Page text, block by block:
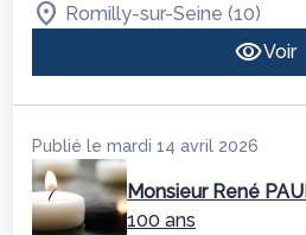
Romilly-sur-Seine (10)
Voir
Publié le mardi 14 avril 2026
Monsieur René
100 ans